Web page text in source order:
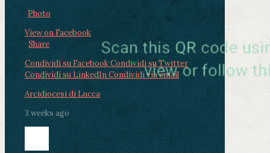
Photo
View on Facebook
· Share
Condividi su FacebookCondividi su Twitter
Condividi su LinkedInCondividi via email
Arcidiocesi di Lucca
3 weeks ago